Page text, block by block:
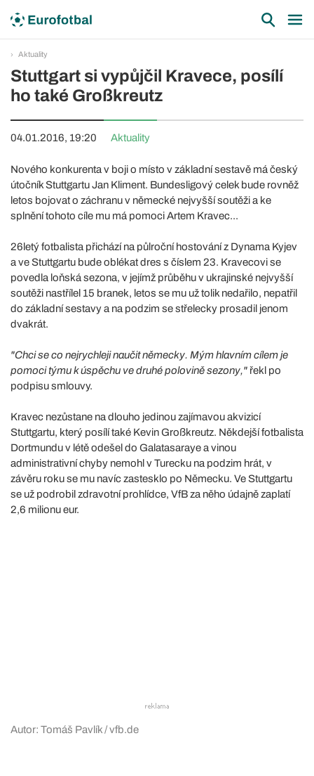
Aktuality
Stuttgart si vypůjčil Kravece, posílí
ho také Großkreutz
04.01.2016, 19:20 Aktuality
Nového konkurenta v boji o místo v základní sestavě má český
útočník Stuttgartu Jan Kliment. Bundesligový celek bude rovněž
letos bojovat o záchranu v německé nejvyšší soutěži a ke
splnění tohoto cíle mu má pomoci Artem Kravec...
26letý fotbalista přichází na půlroční hostování z Dynama Kyjev
a ve Stuttgartu bude oblékat dres s číslem 23. Kravecovi se
povedla loňská sezona, v jejímž průběhu v ukrajinské nejvyšší
soutěži nastřílel 15 branek, letos se mu už tolik nedařilo, nepatřil
do základní sestavy a na podzim se střelecky prosadil jenom
dvakrát.
"Chci se co nejrychleji naučit německy. Mým hlavním cílem je
pomoci týmu k úspěchu ve druhé polovině sezony," řekl po
podpisu smlouvy.
Kravec nezůstane na dlouho jedinou zajímavou akvizicí
Stuttgartu, který posílí také Kevin Großkreutz. Někdejší fotbalista
Dortmundu v létě odešel do Galatasaraye a vinou
administrativní chyby nemohl v Turecku na podzim hrát, v
závěru roku se mu navíc zastesklo po Německu. Ve Stuttgartu
se už podrobil zdravotní prohlídce, VfB za něho údajně zaplatí
2,6 milionu eur.
Autor: Tomáš Pavlík / vfb.de